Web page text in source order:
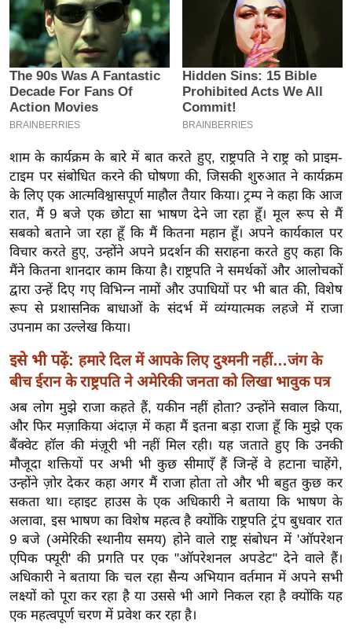
0
2
6
क्रा
इ
म
-
पे
प
र
मि
सा
ल
बे
मि
सा
श
ख्सि
य
त
यं
ग
इं
डि
या
सा
शाम के कार्यक्रम के बारे में बात करते हुए, राष्ट्रपति ने राष्ट्र को प्राइम-
टाइम पर संबोधित करने की घोषणा की, जिसकी शुरुआत ने कार्यक्रम
के लिए एक आत्मविश्वासपूर्ण माहौल तैयार किया। ट्रम्प ने कहा कि आज
रात, मैं 9 बजे एक छोटा सा भाषण देने जा रहा हूँ। मूल रूप से मैं
सबको बताने जा रहा हूँ कि मैं कितना महान हूँ। अपने कार्यकाल पर
विचार करते हुए, उन्होंने अपने प्रदर्शन की सराहना करते हुए कहा कि
मैंने कितना शानदार काम किया है। राष्ट्रपति ने समर्थकों और आलोचकों
द्वारा उन्हें दिए गए विभिन्न नामों और उपाधियों पर भी बात की, विशेष
रूप से प्रशासनिक बाधाओं के संदर्भ में व्यंग्यात्मक लहजे में राजा
उपनाम का उल्लेख किया।
इसे भी पढ़ें: हमारे दिल में आपके लिए दुश्मनी नहीं…जंग के
बीच ईरान के राष्ट्रपति ने अमेरिकी जनता को लिखा भावुक पत्र
अब लोग मुझे राजा कहते हैं, यकीन नहीं होता? उन्होंने सवाल किया,
और फिर मज़ाकिया अंदाज़ में कहा मैं इतना बड़ा राजा हूँ कि मुझे एक
बैंक्वेट हॉल की मंज़ूरी भी नहीं मिल रही। यह जताते हुए कि उनकी
मौजूदा शक्तियों पर अभी भी कुछ सीमाएँ हैं जिन्हें वे हटाना चाहेंगे,
उन्होंने ज़ोर देकर कहा अगर मैं राजा होता तो और भी बहुत कुछ कर
सकता था। व्हाइट हाउस के एक अधिकारी ने बताया कि भाषण के
अलावा, इस भाषण का विशेष महत्व है क्योंकि राष्ट्रपति ट्रंप बुधवार रात
9 बजे (अमेरिकी स्थानीय समय) होने वाले राष्ट्र संबोधन में 'ऑपरेशन
एपिक फ्यूरी' की प्रगति पर एक "ऑपरेशनल अपडेट" देने वाले हैं।
अधिकारी ने बताया कि चल रहा सैन्य अभियान वर्तमान में अपने सभी
लक्ष्यों को पूरा कर रहा है या उससे भी आगे निकल रहा है क्योंकि यह
एक महत्वपूर्ण चरण में प्रवेश कर रहा है।